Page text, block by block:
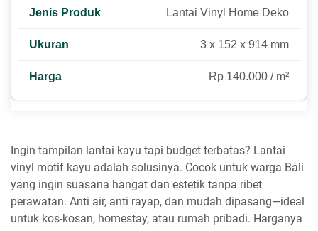
Lantai Vinyl Home Deko
3 x 152 x 914 mm
Rp 140.000 / m²
Ingin tampilan lantai kayu tapi budget terbatas? Lantai
vinyl motif kayu adalah solusinya. Cocok untuk warga Bali
yang ingin suasana hangat dan estetik tanpa ribet
perawatan. Anti air, anti rayap, dan mudah dipasang—ideal
untuk kos-kosan, homestay, atau rumah pribadi. Harganya